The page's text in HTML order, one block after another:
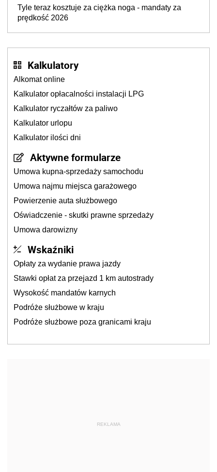
Tyle teraz kosztuje za ciężka noga - mandaty za
prędkość 2026
Kalkulatory
Alkomat online
Kalkulator opłacalności instalacji LPG
Kalkulator ryczałtów za paliwo
Kalkulator urlopu
Kalkulator ilości dni
Aktywne formularze
Umowa kupna-sprzedaży samochodu
Umowa najmu miejsca garażowego
Powierzenie auta służbowego
Oświadczenie - skutki prawne sprzedaży
Umowa darowizny
Wskaźniki
Opłaty za wydanie prawa jazdy
Stawki opłat za przejazd 1 km autostrady
Wysokość mandatów karnych
Podróże służbowe w kraju
Podróże służbowe poza granicami kraju
REKLAMA